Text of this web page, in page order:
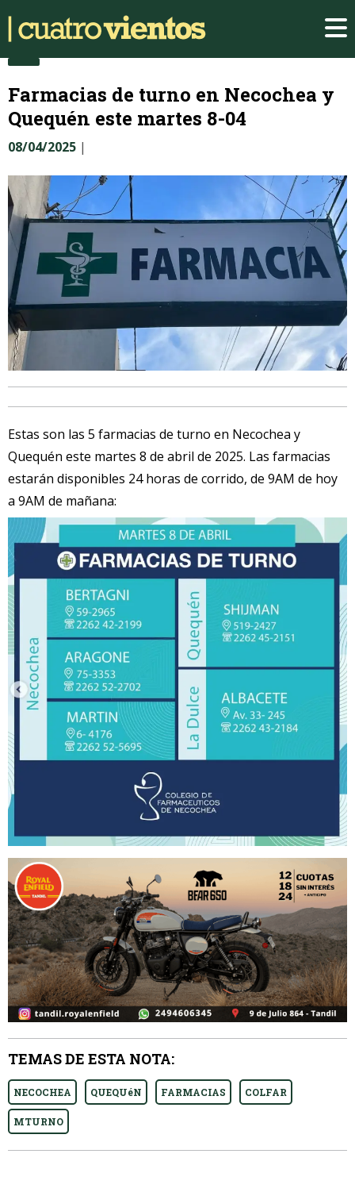
Farmacias de turno en Necochea y
Quequén este martes 8-04
08/04/2025 |
Estas son las 5 farmacias de turno en Necochea y
Quequén este martes 8 de abril de 2025. Las farmacias
estarán disponibles 24 horas de corrido, de 9AM de hoy
a 9AM de mañana:
TEMAS DE ESTA NOTA:
NECOCHEA QUEQUéN FARMACIAS COLFAR
MTURNO